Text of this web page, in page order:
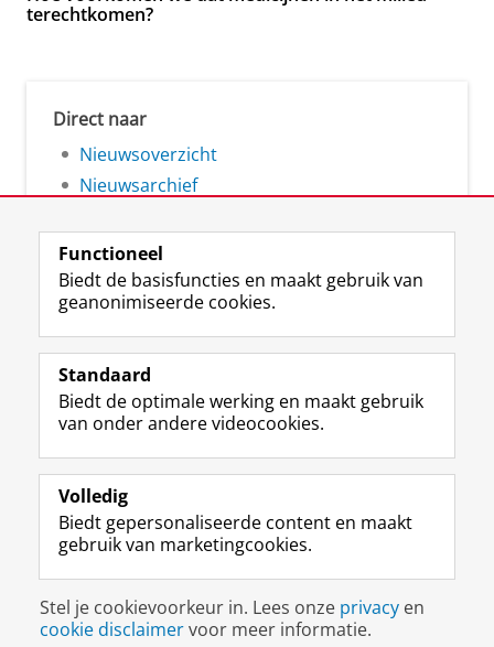
terechtkomen?
Direct naar
Nieuwsoverzicht
Nieuwsarchief
Volg de RUG
F
a
e
b
o
p
a
i
n
a
L
i
k
e
I
-
p
g
i
n
R
S
-
f
e
R
k
s
u
I
n
t
r
m
c
c
o
Y
o
T
e
k
a
a
Studiekiezers
Alumni
Over ons
Disclaimer & Copyright
Inloggen
Functioneel
Biedt de basisfuncties en maakt gebruik van
geanonimiseerde cookies.
Standaard
Biedt de optimale werking en maakt gebruik
van onder andere videocookies.
Volledig
Biedt gepersonaliseerde content en maakt
gebruik van marketingcookies.
Stel je cookievoorkeur in. Lees onze privacy en
cookie disclaimervoor meer informatie.